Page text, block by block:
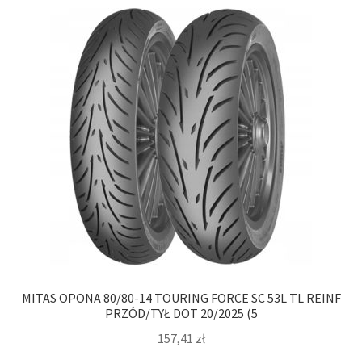
MITAS OPONA 80/80-14 TOURING FORCE SC 53L TL REINF
PRZÓD/TYŁ DOT 20/2025 (5
157,41 zł